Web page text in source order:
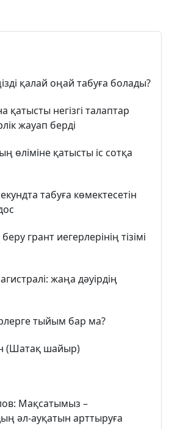
қалай оңай табуға болады?
негізгі талаптар
жауап берді
өліміне қатысты іс сотқа
табуға көмектесетін
грант иегерлерінің тізімі
жаңа дәуірдің
тыйым бар ма?
(Шатақ шайыр)
Мақсатымыз –
әл-ауқатын арттыруға